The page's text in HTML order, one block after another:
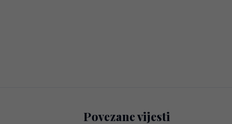
Povezane vijesti